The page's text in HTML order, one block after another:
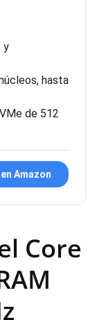
y
hasta
de 512
Amazon
Core